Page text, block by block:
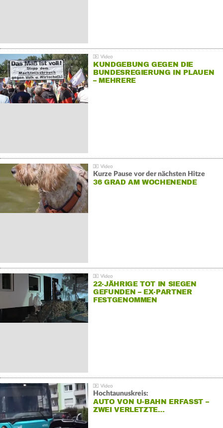
KUNDGEBUNG GEGEN DIE
BUNDESREGIERUNG IN PLAUEN
– MEHRERE
Kurze Pause vor der nächsten Hitze
36 GRAD AM WOCHENENDE
22-JÄHRIGE TOT IN SIEGEN
GEFUNDEN – EX-PARTNER
FESTGENOMMEN
Hochtaunuskreis:
AUTO VON U-BAHN ERFASST –
ZWEI VERLETZTE…